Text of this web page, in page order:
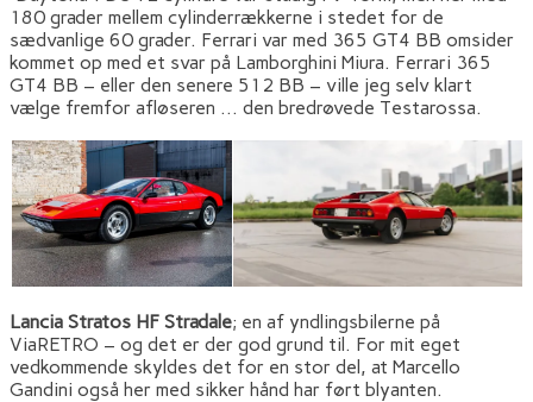
180 grader mellem cylinderrækkerne i stedet for de
sædvanlige 60 grader. Ferrari var med 365 GT4 BB omsider
kommet op med et svar på Lamborghini Miura. Ferrari 365
GT4 BB – eller den senere 512 BB – ville jeg selv klart
vælge fremfor afløseren … den bredrøvede Testarossa.
Lancia Stratos HF Stradale; en af yndlingsbilerne på
ViaRETRO – og det er der god grund til. For mit eget
vedkommende skyldes det for en stor del, at Marcello
Gandini også her med sikker hånd har ført blyanten.